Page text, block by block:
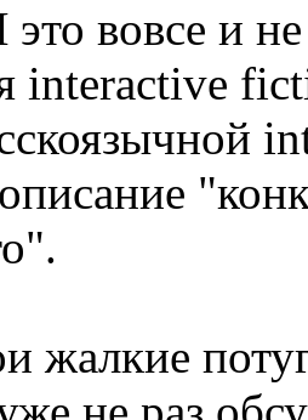
вовсе и не
interactive
жалкие